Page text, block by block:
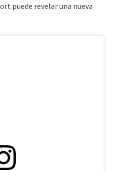
puede revelar una nueva